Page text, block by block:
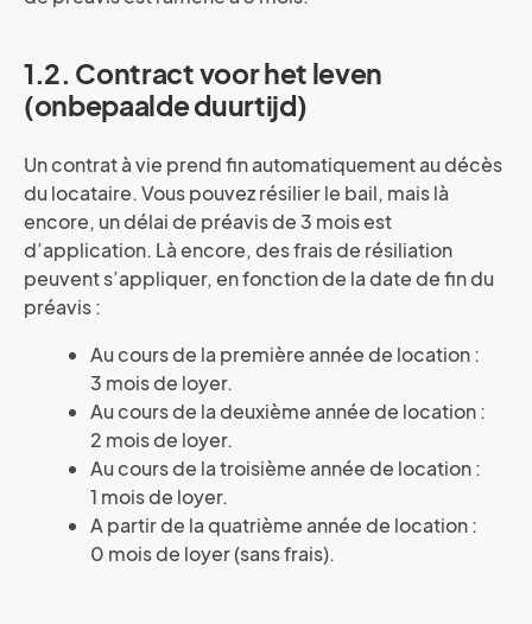
1.2. Contract voor het leven
(onbepaalde duurtijd)
Un contrat à vie prend fin automatiquement au décès
du locataire. Vous pouvez résilier le bail, mais là
encore, un délai de préavis de 3 mois est
d’application. Là encore, des frais de résiliation
peuvent s’appliquer, en fonction de la date de fin du
préavis :
Au cours de la première année de location :
3 mois de loyer.
Au cours de la deuxième année de location :
2 mois de loyer.
Au cours de la troisième année de location :
1 mois de loyer.
A partir de la quatrième année de location :
0 mois de loyer (sans frais).